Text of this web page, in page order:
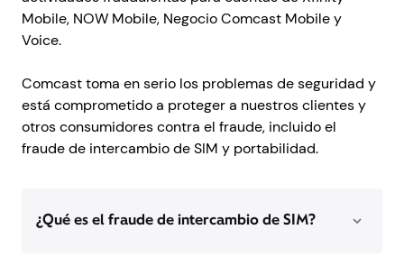
Mobile, NOW Mobile, Negocio Comcast Mobile y
Voice.
Comcast toma en serio los problemas de seguridad y
está comprometido a proteger a nuestros clientes y
otros consumidores contra el fraude, incluido el
fraude de intercambio de SIM y portabilidad.